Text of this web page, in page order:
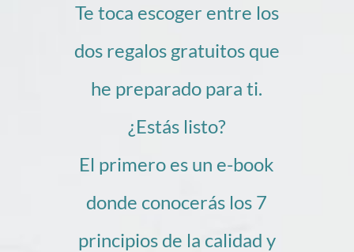
Te toca escoger entre los
dos regalos gratuitos que
he preparado para ti.
¿Estás listo?
El primero es un e-book
donde conocerás los 7
principios de la calidad y